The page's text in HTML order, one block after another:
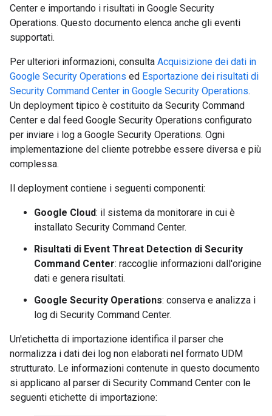
Center e importando i risultati in Google Security
Operations. Questo documento elenca anche gli eventi
supportati.
Per ulteriori informazioni, consulta Acquisizione dei dati in
Google Security Operations ed Esportazione dei risultati di
Security Command Center in Google Security Operations.
Un deployment tipico è costituito da Security Command
Center e dal feed Google Security Operations configurato
per inviare i log a Google Security Operations. Ogni
implementazione del cliente potrebbe essere diversa e più
complessa.
Il deployment contiene i seguenti componenti:
Google Cloud: il sistema da monitorare in cui è
installato Security Command Center.
Risultati di Event Threat Detection di Security
Command Center: raccoglie informazioni dall'origine
dati e genera risultati.
Google Security Operations: conserva e analizza i
log di Security Command Center.
Un'etichetta di importazione identifica il parser che
normalizza i dati dei log non elaborati nel formato UDM
strutturato. Le informazioni contenute in questo documento
si applicano al parser di Security Command Center con le
seguenti etichette di importazione: